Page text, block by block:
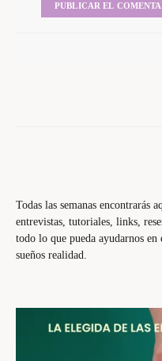
Todas las semanas encontrarás
entrevistas, tutoriales, links,
todo lo que pueda ayudarnos
sueños realidad.